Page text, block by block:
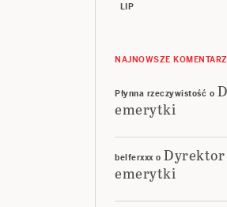
LIP
NAJNOWSZE
Płynna rzeczywistość o
emerytki
belferxxxo Dyrektor
emerytki